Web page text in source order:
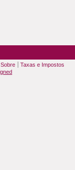
Sobre
Taxas e Impostos